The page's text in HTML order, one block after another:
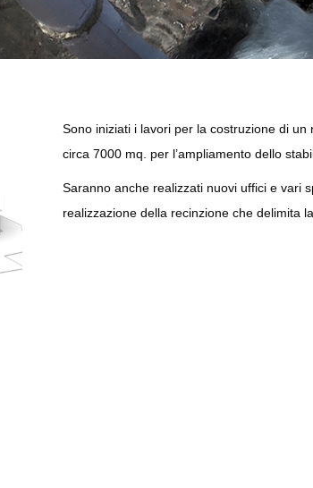
Sono iniziati i lavori per la costruzione di
circa 7000 mq. per l’ampliamento dello
Saranno anche realizzati nuovi uffici e vari
realizzazione della recinzione che delimita